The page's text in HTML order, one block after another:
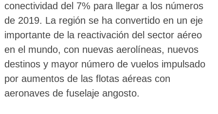
conectividad del 7% para llegar a los números
de 2019. La región se ha convertido en un eje
importante de la reactivación del sector aéreo
en el mundo, con nuevas aerolíneas, nuevos
destinos y mayor número de vuelos impulsado
por aumentos de las flotas aéreas con
aeronaves de fuselaje angosto.